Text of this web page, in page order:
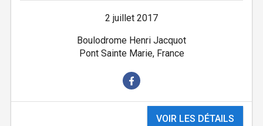
2 juillet 2017
Boulodrome Henri Jacquot
Pont Sainte Marie, France
VOIR LES DÉTAILS